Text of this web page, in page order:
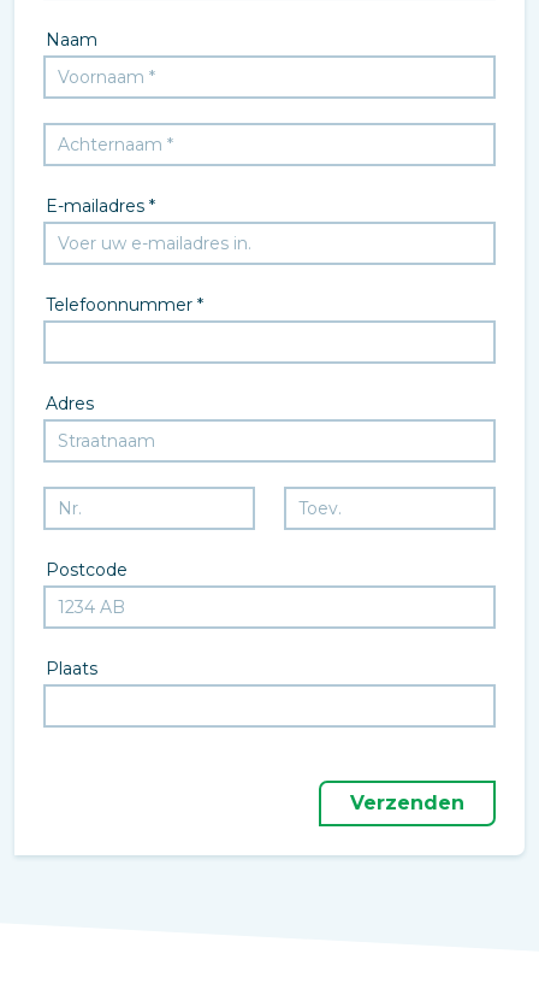
Naam
E-mailadres *
Telefoonnummer *
Adres
Postcode
Plaats
Verzenden